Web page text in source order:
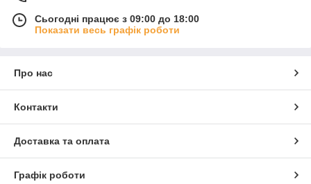
Сьогодні працює з 09:00 до 18:00
Показати весь графік роботи
Про нас
Контакти
Доставка та оплата
Графік роботи